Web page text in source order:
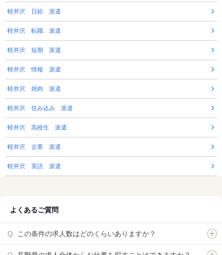
軽井沢 日給 派遣
軽井沢 転職 派遣
軽井沢 短期 派遣
軽井沢 情報 派遣
軽井沢 焼肉 派遣
軽井沢 住み込み 派遣
軽井沢 高校生 派遣
軽井沢 企業 派遣
軽井沢 英語 派遣
よくあるご質問
この条件の求人数はどのくらいありますか？